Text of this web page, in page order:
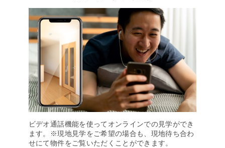
ビデオ通話機能を使ってオンラインでの見学ができ
ます。※現地見学をご希望の場合も、現地待ち合わ
せにて物件をご覧いただくことができます。